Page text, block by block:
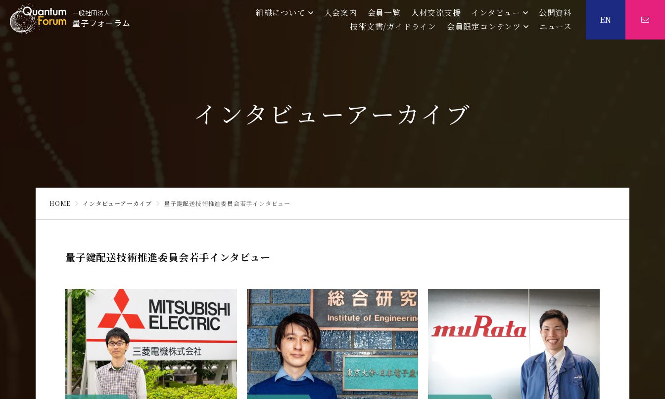
一般社団法人
量子フォーラム
組織について 入会案内 会員一覧 人材交流支援 インタビュー
公開資料
技術文書/ガイドライン
会員限定コンテンツ ニュース
EN
インタビューアーカイブ
HOME インタビューアーカイブ 量子鍵配送技術推進委員会若手インタビュー
量子鍵配送技術推進委員会若手インタビュー